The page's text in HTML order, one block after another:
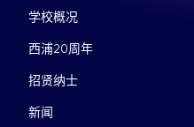
学校概况
西浦20周年
招贤纳士
新闻